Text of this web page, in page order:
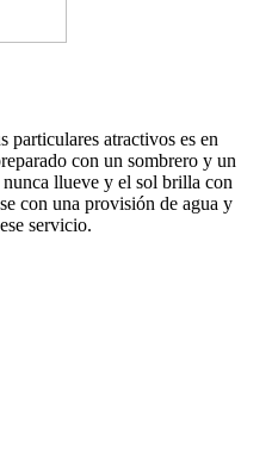
particulares atractivos es en
con un sombrero y un
llueve y el sol brilla con
con una provisión de agua y
servicio.